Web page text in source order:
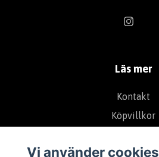
Läs mer
Kontakt
Köpvillkor
Vi använder cookies